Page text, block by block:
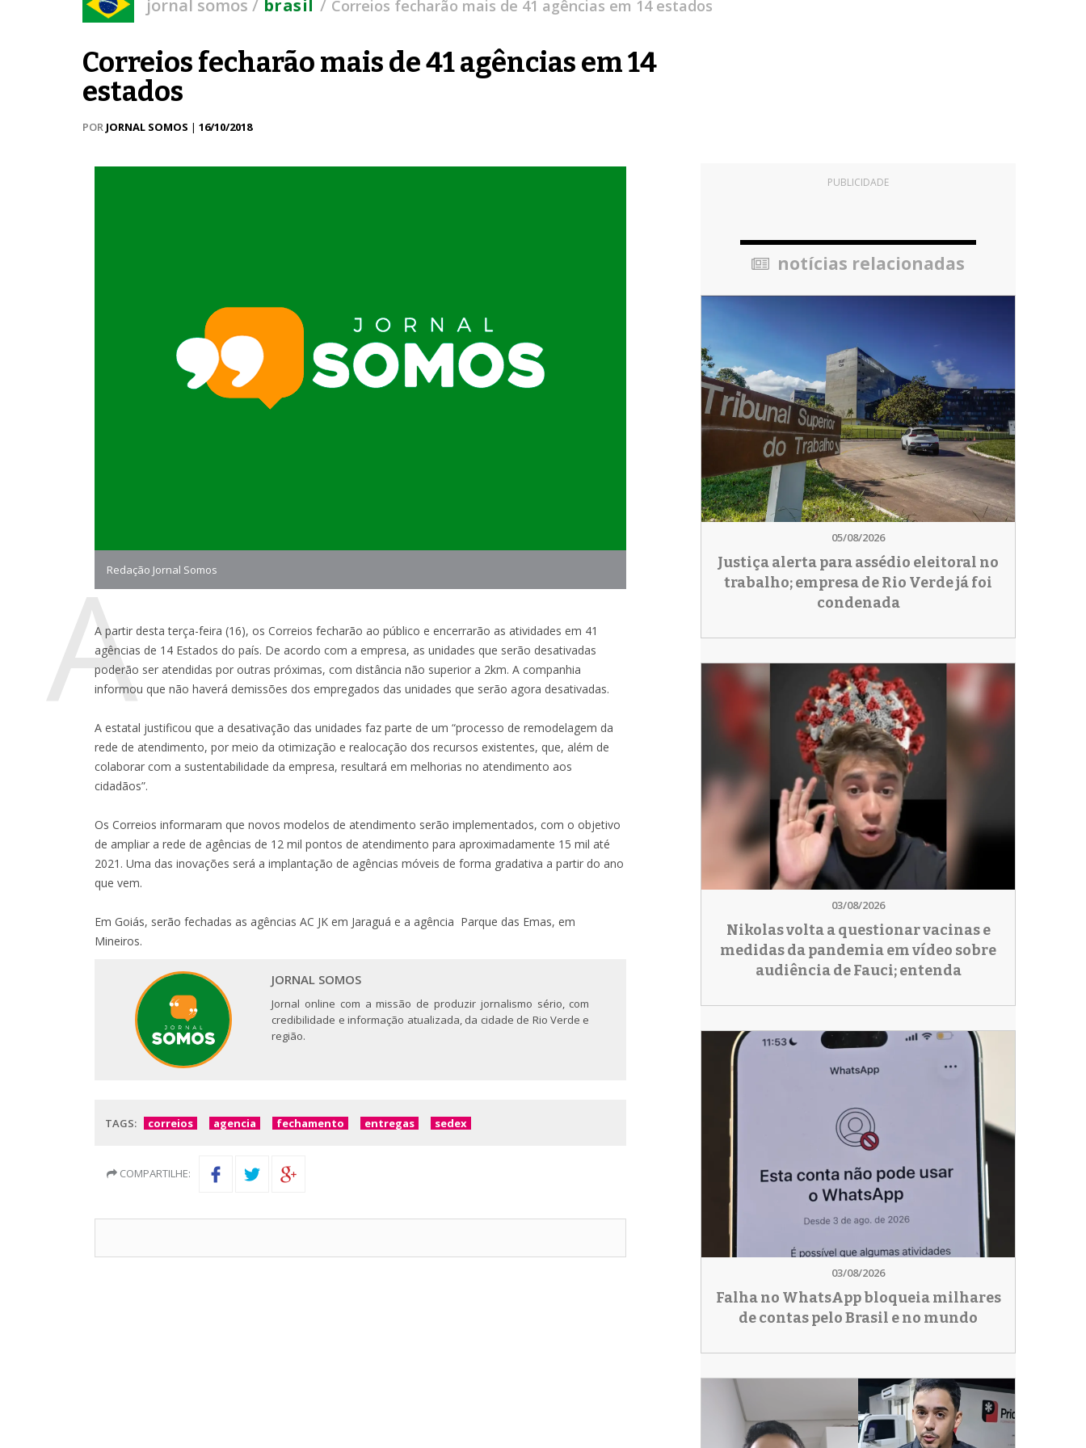
jornal somos brasil Correios fecharão mais de 41 agências em 14 estados
Correios fecharão mais de 41 agências em 14
estados
POR JORNAL SOMOS | 16/10/2018
Redação Jornal Somos
A
A partir desta terça-feira (16), os Correios fecharão ao público e encerrarão as atividades em 41
agências de 14 Estados do país. De acordo com a empresa, as unidades que serão desativadas
poderão ser atendidas por outras próximas, com distância não superior a 2km. A companhia
informou que não haverá demissões dos empregados das unidades que serão agora desativadas.
A estatal justificou que a desativação das unidades faz parte de um “processo de remodelagem da
rede de atendimento, por meio da otimização e realocação dos recursos existentes, que, além de
colaborar com a sustentabilidade da empresa, resultará em melhorias no atendimento aos
cidadãos”.
Os Correios informaram que novos modelos de atendimento serão implementados, com o objetivo
de ampliar a rede de agências de 12 mil pontos de atendimento para aproximadamente 15 mil até
2021. Uma das inovações será a implantação de agências móveis de forma gradativa a partir do ano
que vem.
Em Goiás, serão fechadas as agências AC JK em Jaraguá e a agência Parque das Emas, em
Mineiros.
JORNAL SOMOS
Jornal online com a missão de produzir jornalismo sério, com
credibilidade e informação atualizada, da cidade de Rio Verde e
região.
TAGS: correios agencia fechamento entregas sedex
COMPARTILHE:
PUBLICIDADE
notícias relacionadas
05/08/2026
Justiça alerta para assédio eleitoral no
trabalho; empresa de Rio Verde já foi
condenada
03/08/2026
Nikolas volta a questionar vacinas e
medidas da pandemia em vídeo sobre
audiência de Fauci; entenda
03/08/2026
Falha no WhatsApp bloqueia milhares
de contas pelo Brasil e no mundo